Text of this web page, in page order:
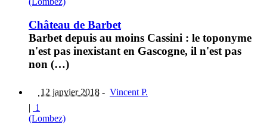
Château de Barbet
Barbet depuis au moins Cassini : le toponyme
n'est pas inexistant en Gascogne, il n'est pas
non (…)
12 janvier 2018 - Vincent P.
| 1
(Lombez)